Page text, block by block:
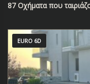
87 Οχήματα που
EURO 6D